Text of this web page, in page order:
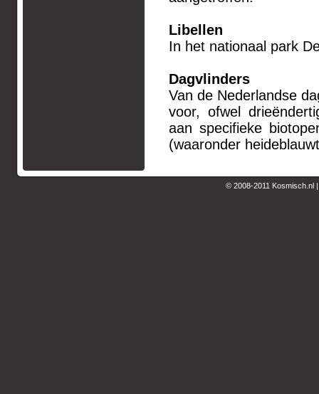
Libellen
In het nationaal park
Dagvlinders
Van de Nederlandse
voor, ofwel
aan specifieke
(waaronder
© 2008-2011 Kosmisch.nl